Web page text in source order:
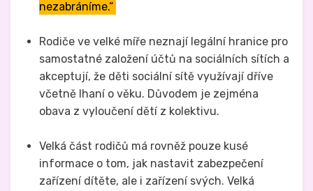
nezabráníme.“
Rodiče ve velké míře neznají legální hranice pro
samostatné založení účtů na sociálních sítích a
akceptují, že děti sociální sítě využívají dříve
včetně lhaní o věku. Důvodem je zejména
obava z vyloučení dětí z kolektivu.
Velká část rodičů má rovněž pouze kusé
informace o tom, jak nastavit zabezpečení
zařízení dítěte, ale i zařízení svých. Velká